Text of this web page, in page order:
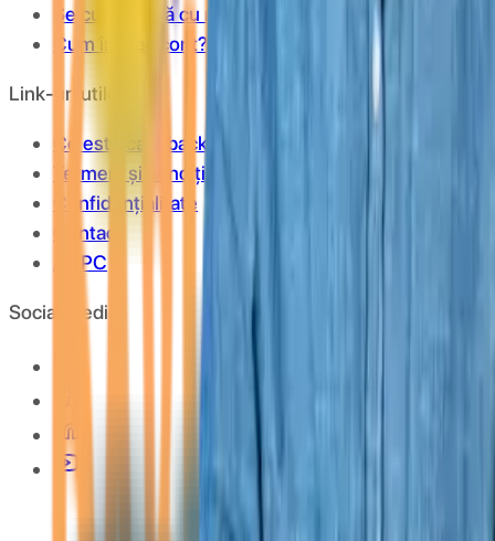
Se cumulează cu reducerile?
Cum îmi fac cont?
Link-uri utile
Ce este cashback?
Termeni și condiții
Confidențialitate
Contact
ANPC
Social Media